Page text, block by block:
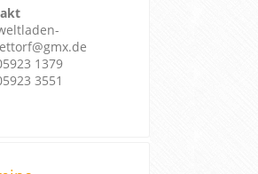
1379
3551